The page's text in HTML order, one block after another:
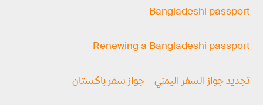
Bangladeshi passport
Renewing a Bangladeshi passport
تجديد جواز السفر اليمني جواز سفر باكستان